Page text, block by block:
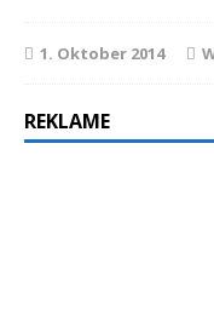
1. Oktober 2014
REKLAME